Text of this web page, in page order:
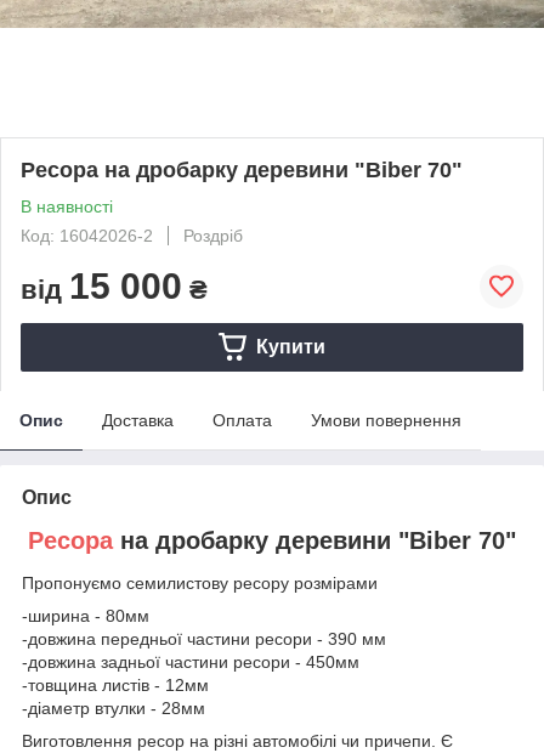
Ресора на дробарку деревини "Biber 70"
В наявності
Код: 16042026-2
Роздріб
від 15 000 ₴
Купити
Опис Доставка Оплата Умови повернення
Опис
Ресорана дробарку деревини "Biber 70"
Пропонуємо семилистову ресору розмірами
-ширина - 80мм
-довжина передньої частини ресори - 390 мм
-довжина задньої частини ресори - 450мм
-товщина листів - 12мм
-діаметр втулки - 28мм
Виготовлення ресор на різні автомобілі чи причепи. Є